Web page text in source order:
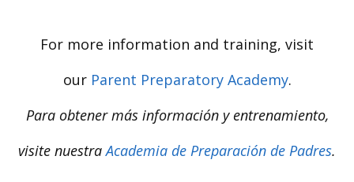
For more information and training, visit
our Parent Preparatory Academy.
Para obtener más información y entrenamiento,
visite nuestraAcademia de Preparación de Padres.